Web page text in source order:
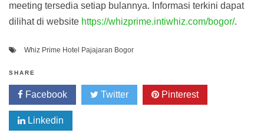
meeting tersedia setiap bulannya. Informasi terkini dapat
dilihat di website https://whizprime.intiwhiz.com/bogor/.
Whiz Prime Hotel Pajajaran Bogor
SHARE
Facebook Twitter Pinterest
Linkedin